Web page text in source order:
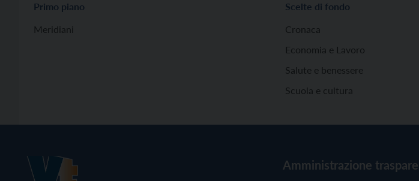
Primo piano
Meridiani
Scelte di fondo
Cronaca
Economia e Lavoro
Salute e benessere
Scuola e cultura
Amministrazione